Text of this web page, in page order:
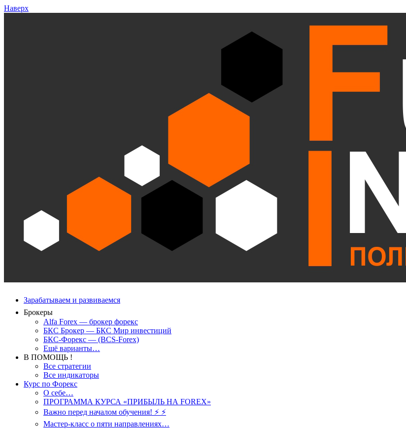
Наверх
Зарабатываем и развиваемся
Брокеры
Alfa Forex — брокер форекс
БКС Брокер — БКС Мир инвестиций
БКС-Форекс — (BCS-Forex)
Ещё варианты…
В ПОМОЩЬ !
Все стратегии
Все индикаторы
Курс по Форекс
О себе…
ПРОГРАММА КУРСА «ПРИБЫЛЬ НА FOREX»
Важно перед началом обучения! ⚡ ⚡
Мастер-класс о пяти направлениях…